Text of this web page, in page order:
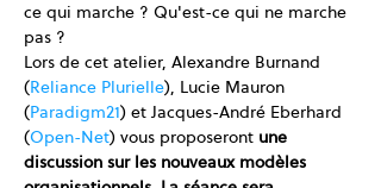
ce qui marche ? Qu'est-ce qui ne marche
pas ?
Lors de cet atelier, Alexandre Burnand
(Reliance Plurielle), Lucie Mauron
(Paradigm21) et Jacques-André Eberhard
(Open-Net) vous proposeront une
discussion sur les nouveaux modèles